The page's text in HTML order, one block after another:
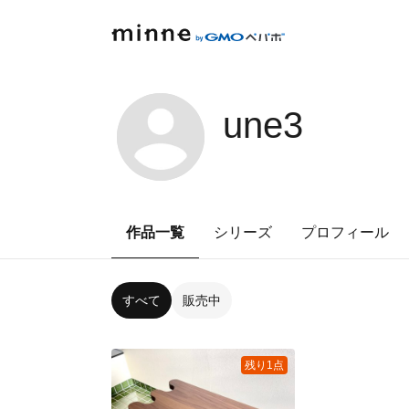
une3
作品一覧 シリーズ プロフィール
すべて 販売中
残り1点